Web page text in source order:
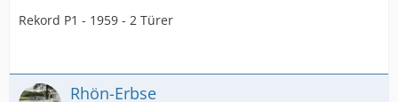
Rekord P1 - 1959 - 2 Türer
Rhön-Erbse